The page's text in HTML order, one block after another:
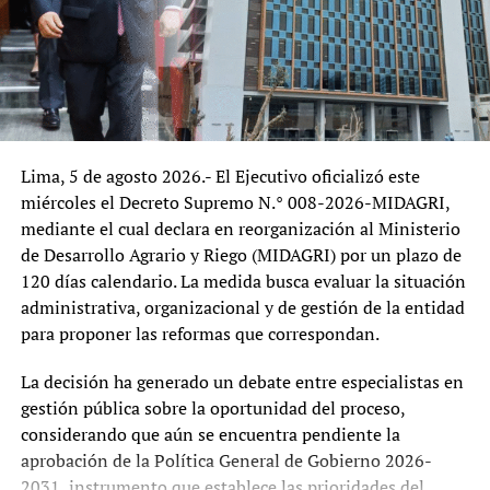
De confirmarse los hechos descritos, el caso podría
reabrir el debate sobre los límites de la discrecionalidad
política en la administración pública y el respeto a los
cargos cuyo período y causales de remoción se
encuentran expresamente regulados por ley.
Desde una perspectiva institucional, el episodio plantea
interrogantes sobre la relación entre el Poder Ejecutivo y
los organismos técnicos especializados. Si bien todo
gobierno tiene la potestad de definir prioridades y
conformar equipos en los cargos de confianza, los
organismos cuyos titulares cuentan con mandatos
legales buscan precisamente garantizar continuidad,
políticos. Cualquier intento de apartar a estos
funcionarios fuera del procedimiento establecido podría
generar cuestionamientos sobre la seguridad jurídica y la
independencia institucional.
Lima, 5 de agosto 2026.- El Ejecutivo oficializó este
miércoles el Decreto Supremo N.° 008-2026-MIDAGRI,
mediante el cual declara en reorganización al Ministerio
de Desarrollo Agrario y Riego (MIDAGRI) por un plazo de
120 días calendario. La medida busca evaluar la situación
administrativa, organizacional y de gestión de la entidad
para proponer las reformas que correspondan.
La decisión ha generado un debate entre especialistas en
gestión pública sobre la oportunidad del proceso,
considerando que aún se encuentra pendiente la
aprobación de la Política General de Gobierno 2026-